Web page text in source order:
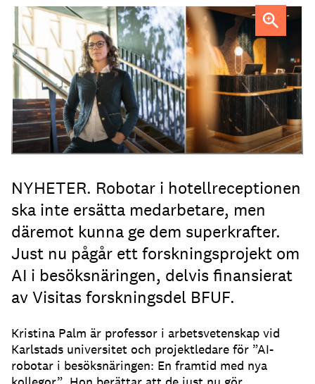
Professor Kristina Palm FOTO: Theresia Viska FOTO:
Dylan Calluy / Unsplash
NYHETER. Robotar i hotellreceptionen
ska inte ersätta medarbetare, men
däremot kunna ge dem superkrafter.
Just nu pågår ett forskningsprojekt om
AI i besöksnäringen, delvis finansierat
av Visitas forskningsdel BFUF.
Kristina Palm är professor i arbetsvetenskap vid
Karlstads universitet och projektledare för ”AI-
robotar i besöksnäringen: En framtid med nya